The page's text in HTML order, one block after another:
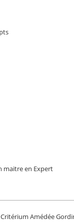
maitre en Expert
Amédée